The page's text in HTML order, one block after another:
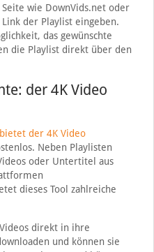
wie DownVids.net oder
der Playlist eingeben.
das gewünschte
die Playlist direkt über den
der 4K Video
der 4K Video
Neben Playlisten
oder Untertitel aus
dieses Tool zahlreiche
direkt in ihre
und können sie